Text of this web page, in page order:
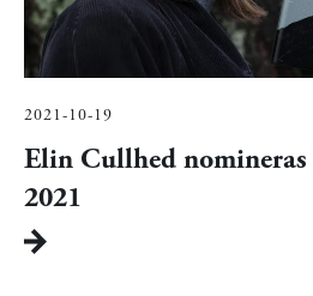
2021-10-19
Elin Cullhed
2021